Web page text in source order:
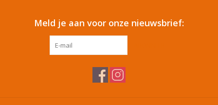
Meld je aan voor onze nieuwsbrief: